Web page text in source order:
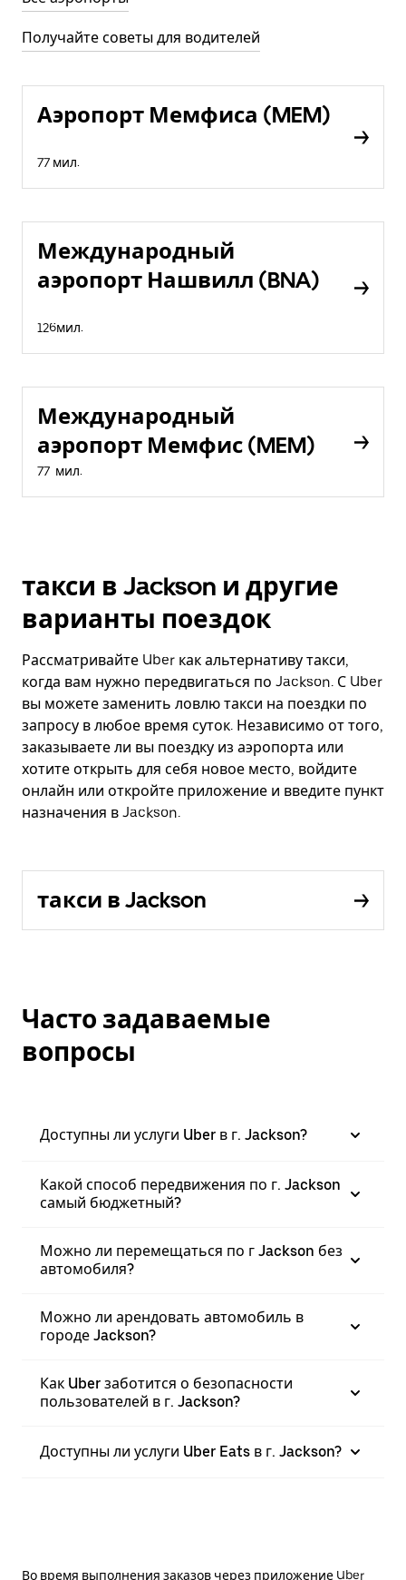
Получайте советы для водителей
Аэропорт Мемфиса (MEM)
77 мил.
Международный
аэропорт Нашвилл (BNA)
126мил.
Международный
аэропорт Мемфис (MEM)
77 мил.
такси в Jackson и другие
варианты поездок
Рассматривайте Uber как альтернативу такси,
когда вам нужно передвигаться по Jackson. С Uber
вы можете заменить ловлю такси на поездки по
запросу в любое время суток. Независимо от того,
заказываете ли вы поездку из аэропорта или
хотите открыть для себя новое место, войдите
онлайн или откройте приложение и введите пункт
назначения в Jackson.
такси в Jackson
Часто задаваемые
вопросы
Доступны ли услуги Uber в г. Jackson?
Какой способ передвижения по г. Jackson
самый бюджетный?
Можно ли перемещаться по г Jackson без
автомобиля?
Можно ли арендовать автомобиль в
городе Jackson?
Как Uber заботится о безопасности
пользователей в г. Jackson?
Доступны ли услуги Uber Eats в г. Jackson?
Во время выполнения заказов через приложение Uber